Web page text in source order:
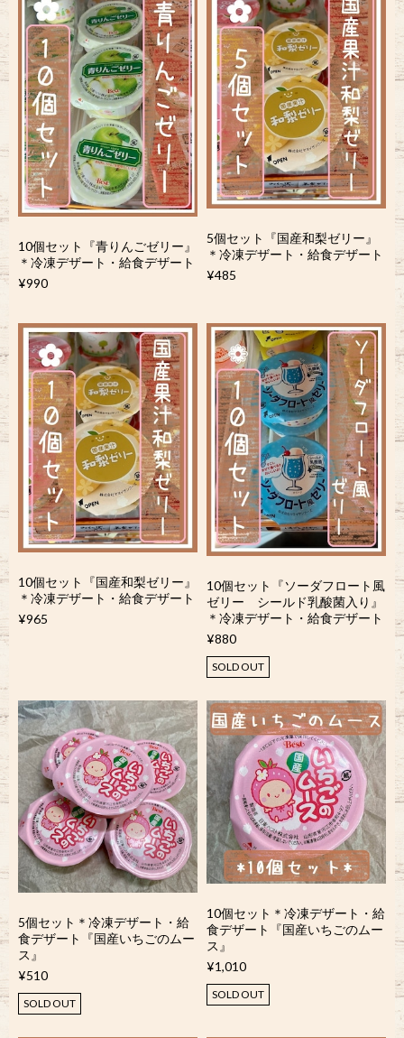
10個セット『青りんごゼリー』
＊冷凍デザート・給食デザート
¥990
5個セット『国産和梨ゼリー』
＊冷凍デザート・給食デザート
¥485
10個セット『国産和梨ゼリー』
＊冷凍デザート・給食デザート
¥965
10個セット『ソーダフロート風
ゼリー シールド乳酸菌入り』
＊冷凍デザート・給食デザート
¥880
SOLD OUT
5個セット＊冷凍デザート・給
食デザート『国産いちごのムー
ス』
¥510
SOLD OUT
10個セット＊冷凍デザート・給
食デザート『国産いちごのムー
ス』
¥1,010
SOLD OUT